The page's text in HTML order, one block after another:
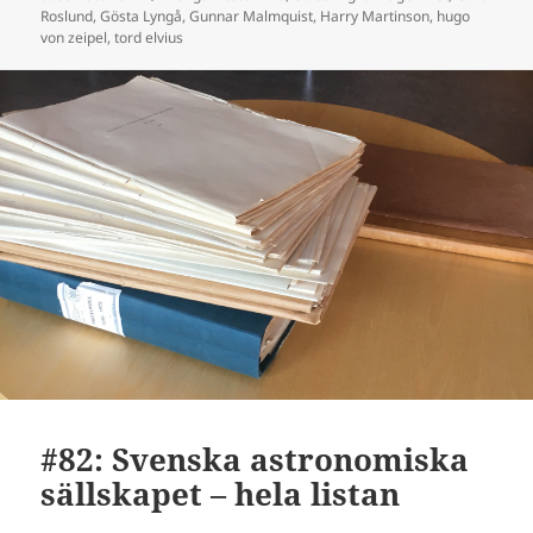
Roslund,Gösta Lyngå,Gunnar Malmquist, Harry Martinson, hugo
von zeipel,tord elvius
#82: Svenska astronomiska
sällskapet – hela listan